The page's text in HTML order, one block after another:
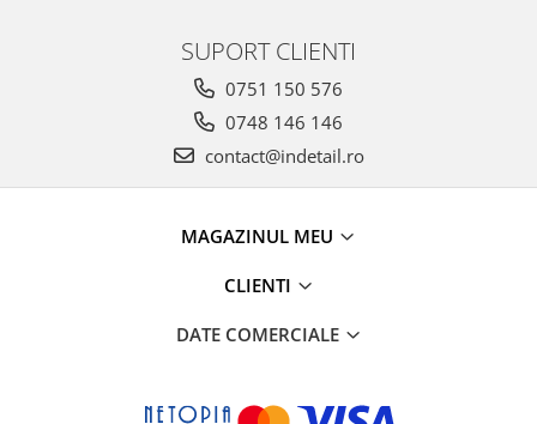
SUPORT CLIENTI
0751 150 576
0748 146 146
contact@indetail.ro
MAGAZINUL MEU
CLIENTI
DATE COMERCIALE